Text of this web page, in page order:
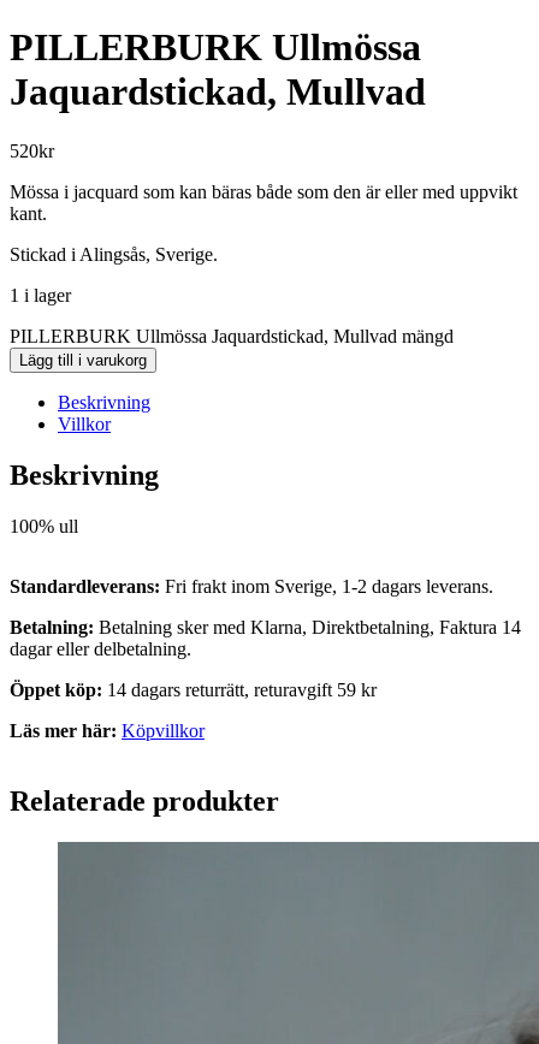
PILLERBURK Ullmössa
Jaquardstickad, Mullvad
520kr
Mössa i jacquard som kan bäras både som den är eller med uppvikt
kant.
Stickad i Alingsås, Sverige.
1 i lager
PILLERBURK Ullmössa Jaquardstickad, Mullvad mängd
Lägg till i varukorg
Beskrivning
Villkor
Beskrivning
100% ull
Standardleverans: Fri frakt inom Sverige, 1-2 dagars leverans.
Betalning: Betalning sker med Klarna, Direktbetalning, Faktura 14
dagar eller delbetalning.
Öppet köp: 14 dagars returrätt, returavgift 59 kr
Läs mer här: Köpvillkor
Relaterade produkter